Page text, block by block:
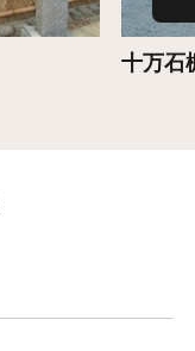
十万石